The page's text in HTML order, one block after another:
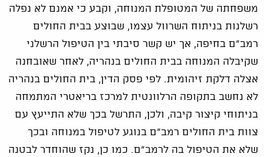
משפחתה של המטופלת המנוחה, וקבע כי אמנם לא נפלה
רשלנות בניתוח השרוול עצמו, שבוצע בבית החולים
רמב"ם בחיפה, אך יש קשר סיבתי בין הטיפול הרשלני
שקיבלה המנוחה בבית החולים בנהריה, לאחר שאובחנה
אצלה דלקת זיהומית. לפי פסק הדין, בית החולים בנהריה
לא נחשב בתקופה הרלוונטית למרכז בריאטרי המתמחה
בניתוחי קיצור קיבה, ולכן, התרשל בכך שלא התייעץ עם
צוות בית החולים רמב"ם בנוגע לטיפול במנוחה ובכך
שלא את הטיפול בה לרמב"ם. כמו כן, נקז שהוחדר לבטנה